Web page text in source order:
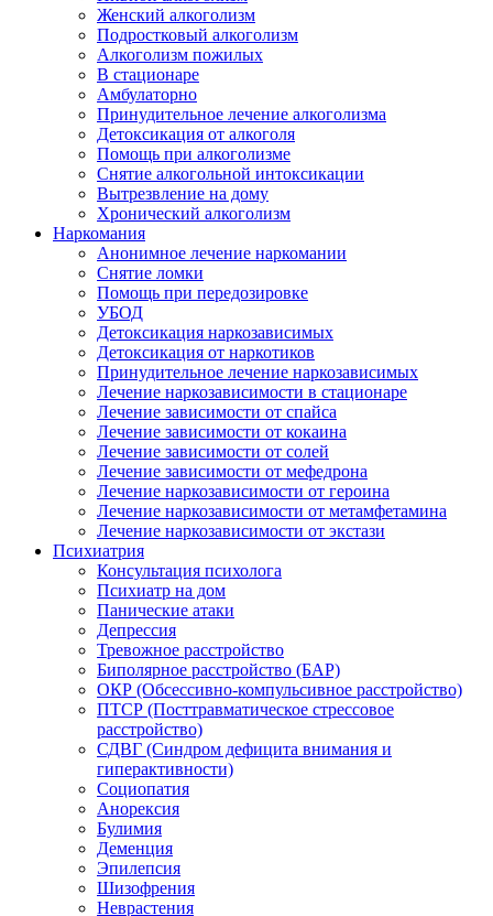
Женский алкоголизм
Подростковый алкоголизм
Алкоголизм пожилых
В стационаре
Амбулаторно
Принудительное лечение алкоголизма
Детоксикация от алкоголя
Помощь при алкоголизме
Снятие алкогольной интоксикации
Вытрезвление на дому
Хронический алкоголизм
Наркомания
Анонимное лечение наркомании
Снятие ломки
Помощь при передозировке
УБОД
Детоксикация наркозависимых
Детоксикация от наркотиков
Принудительное лечение наркозависимых
Лечение наркозависимости в стационаре
Лечение зависимости от спайса
Лечение зависимости от кокаина
Лечение зависимости от солей
Лечение зависимости от мефедрона
Лечение наркозависимости от героина
Лечение наркозависимости от метамфетамина
Лечение наркозависимости от экстази
Психиатрия
Консультация психолога
Психиатр на дом
Панические атаки
Депрессия
Тревожное расстройство
Биполярное расстройство (БАР)
ОКР (Обсессивно-компульсивное расстройство)
ПТСР (Посттравматическое стрессовое
расстройство)
СДВГ (Синдром дефицита внимания и
гиперактивности)
Социопатия
Анорексия
Булимия
Деменция
Эпилепсия
Шизофрения
Неврастения